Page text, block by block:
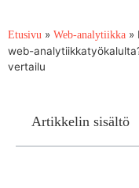
Etusivu » Web-analytiikka »
web-
vertailu
Artikkelin sisältö